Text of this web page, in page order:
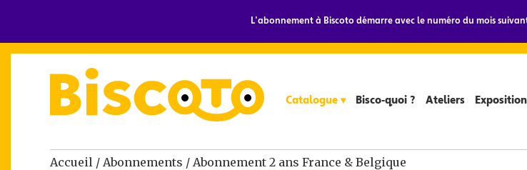
L'abonnement à Biscoto démarre avec le numéro du mois
Catalogue ▾ Bisco-quoi ? Ateliers
Accueil / Abonnements / Abonnement 2 ans France & Belgique